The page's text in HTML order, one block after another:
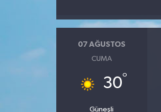
07 AĞUSTOS
CUMA
30°
Güneşli
KÜLTÜR SANAT